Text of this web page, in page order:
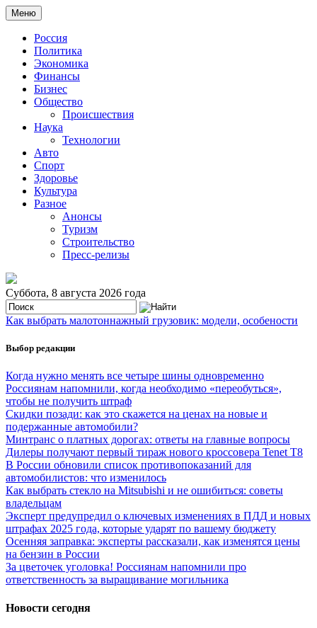
Меню
Россия
Политика
Экономика
Финансы
Бизнес
Общество
Происшествия
Наука
Технологии
Авто
Спорт
Здоровье
Культура
Разное
Анонсы
Туризм
Строительство
Пресс-релизы
Суббота, 8 августа 2026 года
Как выбрать малотоннажный грузовик: модели, особености
Выбор редакции
Когда нужно менять все четыре шины одновременно
Россиянам напомнили, когда необходимо «переобуться»,
чтобы не получить штраф
Скидки позади: как это скажется на ценах на новые и
подержанные автомобили?
Минтранс о платных дорогах: ответы на главные вопросы
Дилеры получают первый тираж нового кроссовера Tenet T8
В России обновили список противопоказаний для
автомобилистов: что изменилось
Как выбрать стекло на Mitsubishi и не ошибиться: советы
владельцам
Эксперт предупредил о ключевых изменениях в ПДД и новых
штрафах 2025 года, которые ударят по вашему бюджету
Осенняя заправка: эксперты рассказали, как изменятся цены
на бензин в России
За цветочек уголовка! Россиянам напомнили про
ответственность за выращивание могильника
Новости сегодня